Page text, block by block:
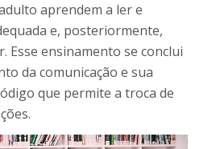
aprendem a ler e
e, posteriormente,
Esse ensinamento se conclui
da comunicação e sua
que permite a troca de